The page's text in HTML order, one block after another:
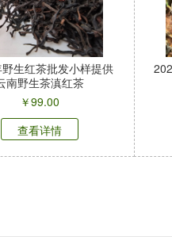
生红茶批发小样提供
南野生茶滇红茶
￥99.00
查看详情